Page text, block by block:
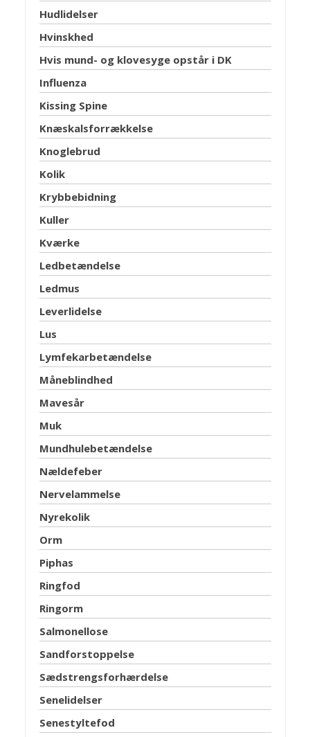
Hudlidelser
Hvinskhed
Hvis mund- og klovesyge opstår i DK
Influenza
Kissing Spine
Knæskalsforrækkelse
Knoglebrud
Kolik
Krybbebidning
Kuller
Kværke
Ledbetændelse
Ledmus
Leverlidelse
Lus
Lymfekarbetændelse
Måneblindhed
Mavesår
Muk
Mundhulebetændelse
Nældefeber
Nervelammelse
Nyrekolik
Orm
Piphas
Ringfod
Ringorm
Salmonellose
Sandforstoppelse
Sædstrengsforhærdelse
Senelidelser
Senestyltefod